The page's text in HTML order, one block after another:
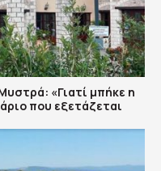
«Γιατί μπήκε η
που εξετάζεται